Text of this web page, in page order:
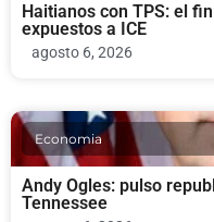
Haitianos con TPS: el
expuestos a ICE
agosto 6, 2026
Economia
Andy Ogles: pulso
Tennessee